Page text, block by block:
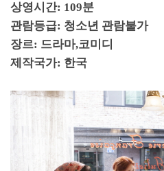
상영시간: 109분
관람등급: 청소년 관람불가
장르: 드라마,코미디
제작국가: 한국